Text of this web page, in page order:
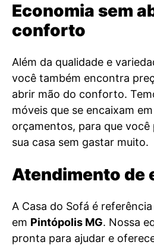
Economia sem
conforto
Além da qualidade e
você também encontra
abrir mão do conforto.
móveis que se encaixam
orçamentos, para que
sua casa sem gastar muito.
Atendimento de
A Casa do Sofá é
em Pintópolis MG. Nossa
pronta para ajudar e